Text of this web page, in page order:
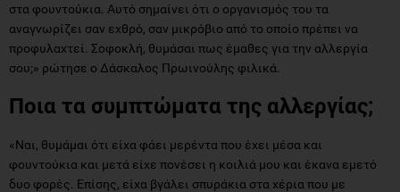
στα φουντούκια. Αυτό σημαίνει ότι ο οργανισμός του τα
αναγνωρίζει σαν εχθρό, σαν μικρόβιο από το οποίο πρέπει να
προφυλαχτεί. Σοφοκλή, θυμάσαι πως έμαθες για την αλλεργία
σου;» ρώτησε ο Δάσκαλος Πρωινούλης φιλικά.
Ποια τα συμπτώματα της αλλεργίας;
«Ναι, θυμάμαι ότι είχα φάει μερέντα που έχει μέσα και
φουντούκια και μετά είχε πονέσει η κοιλιά μου και έκανα εμετό
δυο φορές. Επίσης, είχα βγάλει σπυράκια στα χέρια που με